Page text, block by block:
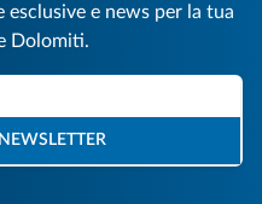
e news per la tua
Dolomiti.